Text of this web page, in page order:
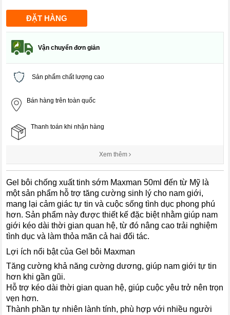
Vận chuyển đơn giản
Sản phẩm chất lượng cao
Bán hàng trên toàn quốc
Thanh toán khi nhận hàng
Xem thêm
Gel bôi chống xuất tinh sớm Maxman 50ml đến từ Mỹ là
một sản phẩm hỗ trợ tăng cường sinh lý cho nam giới,
mang lại cảm giác tự tin và cuộc sống tình dục phong phú
hơn. Sản phẩm này được thiết kế đặc biệt nhằm giúp nam
giới kéo dài thời gian quan hệ, từ đó nâng cao trải nghiệm
tình dục và làm thỏa mãn cả hai đối tác.
Lợi ích nổi bật của Gel bôi Maxman
Tăng cường khả năng cường dương, giúp nam giới tự tin
hơn khi gần gũi.
Hỗ trợ kéo dài thời gian quan hệ, giúp cuộc yêu trở nên trọn
vẹn hơn.
Thành phần tự nhiên lành tính, phù hợp với nhiều người